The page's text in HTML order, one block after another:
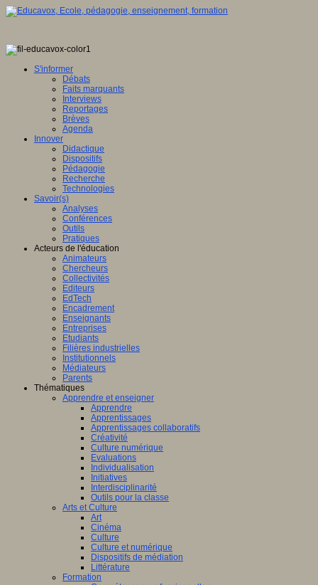
S'informer
Débats
Faits marquants
Interviews
Reportages
Brèves
Agenda
Innover
Didactique
Dispositifs
Pédagogie
Recherche
Technologies
Savoir(s)
Analyses
Conférences
Outils
Pratiques
Acteurs de l'éducation
Animateurs
Chercheurs
Collectivités
Editeurs
EdTech
Encadrement
Enseignants
Entreprises
Etudiants
Filières industrielles
Institutionnels
Médiateurs
Parents
Thématiques
Apprendre et enseigner
Apprendre
Apprentissages
Apprentissages collaboratifs
Créativité
Culture numérique
Evaluations
Individualisation
Initiatives
Interdisciplinarité
Outils pour la classe
Arts et Culture
Art
Cinéma
Culture
Culture et numérique
Dispositifs de médiation
Littérature
Formation